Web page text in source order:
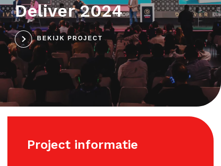
Deliver 2024
BEKIJK PROJECT
Project informatie